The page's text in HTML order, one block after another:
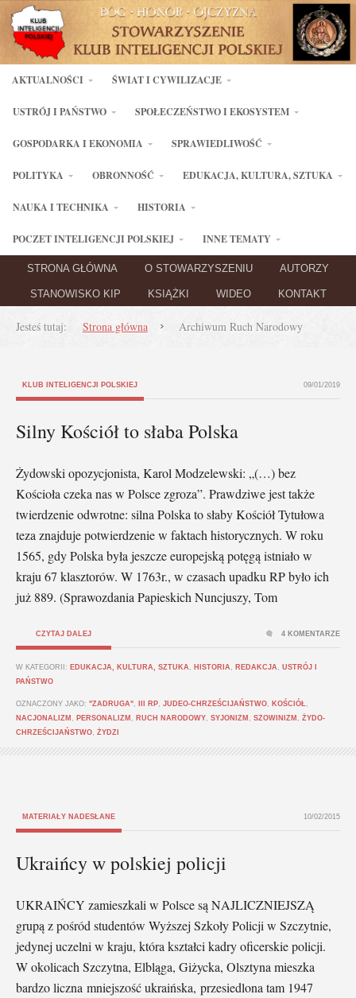
AKTUALNOŚCI ŚWIAT I CYWILIZACJE
USTRÓJ I PAŃSTWO SPOŁECZEŃSTWO I EKOSYSTEM
GOSPODARKA I EKONOMIA SPRAWIEDLIWOŚĆ
POLITYKA OBRONNOŚĆ EDUKACJA, KULTURA, SZTUKA
NAUKA I TECHNIKA HISTORIA
POCZET INTELIGENCJI POLSKIEJ INNE TEMATY
STRONA GŁÓWNA O STOWARZYSZENIU AUTORZY
STANOWISKO KIP KSIĄŻKI WIDEO KONTAKT
Jesteś tutaj: Strona główna Archiwum Ruch Narodowy
KLUB INTELIGENCJI POLSKIEJ 09/01/2019
Silny Kościół to słaba Polska
Żydowski opozycjonista, Karol Modzelewski: „(…) bez
Kościoła czeka nas w Polsce zgroza”. Prawdziwe jest także
twierdzenie odwrotne: silna Polska to słaby Kościół Tytułowa
teza znajduje potwierdzenie w faktach historycznych. W roku
1565, gdy Polska była jeszcze europejską potęgą istniało w
kraju 67 klasztorów. W 1763r., w czasach upadku RP było ich
już 889. (Sprawozdania Papieskich Nuncjuszy, Tom
CZYTAJ DALEJ
W KATEGORII: EDUKACJA, KULTURA, SZTUKA HISTORIA REDAKCJA
USTRÓJ I
PAŃSTWO
OZNACZONY JAKO: "ZADRUGA" III RP JUDEO-CHRZEŚCIJAŃSTWO KOŚCIÓŁ
NACJONALIZM
PERSONALIZM RUCH NARODOWY SYJONIZM SZOWINIZM
ŻYDO-
CHRZEŚCIJAŃSTWO ŻYDZI
4 KOMENTARZE
MATERIAŁY NADESŁANE 10/02/2015
Ukraińcy w polskiej policji
UKRAIŃCY zamieszkali w Polsce są NAJLICZNIEJSZĄ
grupą z pośród studentów Wyższej Szkoły Policji w Szczytnie,
jedynej uczelni w kraju, która kształci kadry oficerskie policji.
W okolicach Szczytna, Elbląga, Giżycka, Olsztyna mieszka
bardzo liczna mniejszość ukraińska, przesiedlona tam 1947